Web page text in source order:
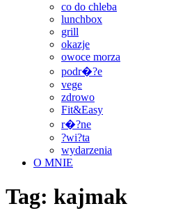
co do chleba
lunchbox
grill
okazje
owoce morza
podr�?e
vege
zdrowo
Fit&Easy
r�?ne
?wi?ta
wydarzenia
O MNIE
Tag: kajmak